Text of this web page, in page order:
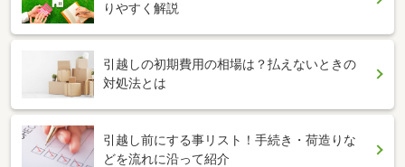
りやすく解説
引越しの初期費用の相場は？払えないときの
対処法とは
引越し前にする事リスト！手続き・荷造りな
どを流れに沿って紹介